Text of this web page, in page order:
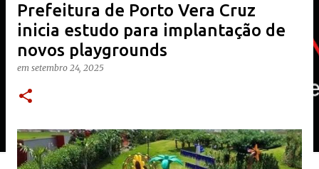
Prefeitura de Porto Vera Cruz
inicia estudo para implantação de
novos playgrounds
em setembro 24, 2025